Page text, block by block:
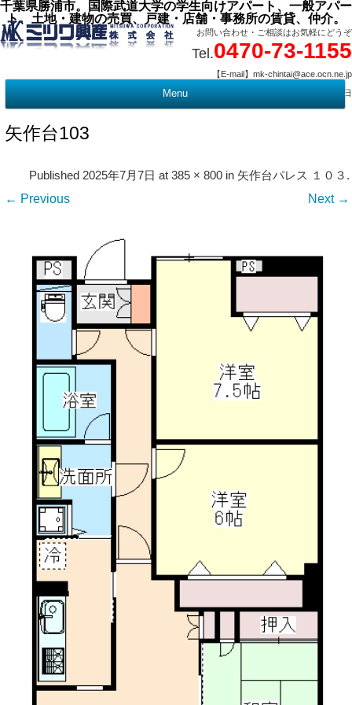
千葉県勝浦市。国際武道大学の学生向けアパート、一般アパー
ト、土地・建物の売買、戸建・店舗・事務所の賃貸、仲介。
お問い合わせ・ご相談はお気軽にどうぞ
Tel.0470-73-1155
【E-mail】mk-chintai@ace.ocn.ne.jp
【営業時間】09:00 ～ 17:15 【定 休 日】水曜・祭日
Menu
矢作台103
Published2025年7月7日 at385 × 800 in 矢作台パレス １０３ .
← Previous Next →